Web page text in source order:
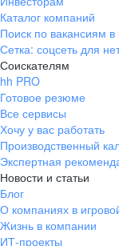
Каталог компаний
Поиск по вакансиям
Сетка: соцсеть для
Соискателям
hh PRO
Готовое резюме
Все сервисы
Хочу у вас работать
Производственный
Экспертная
Новости и статьи
Блог
О компаниях в
Жизнь в компании
ИТ-проекты